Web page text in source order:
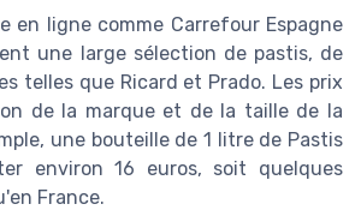
en ligne comme Carrefour Espagne
une large sélection de pastis, de
telles que Ricard et Prado. Les prix
de la marque et de la taille de la
une bouteille de 1 litre de Pastis
environ 16 euros, soit quelques
France.